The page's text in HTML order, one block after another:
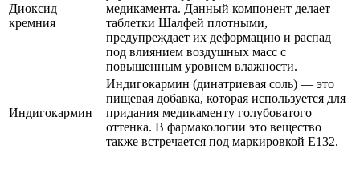
Диоксид
кремния
медикамента. Данный компонент делает
таблетки Шалфей плотными,
предупреждает их деформацию и распад
под влиянием воздушных масс с
повышенным уровнем влажности.
Индигокармин
Индигокармин (динатриевая соль) — это
пищевая добавка, которая используется для
придания медикаменту голубоватого
оттенка. В фармакологии это вещество
также встречается под маркировкой Е132.